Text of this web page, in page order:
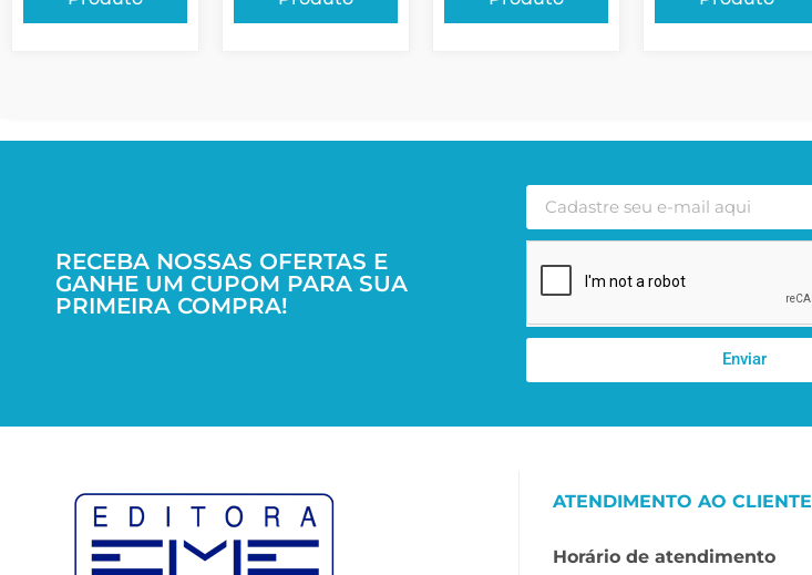
RECEBA NOSSAS OFERTAS E
GANHE UM CUPOM PARA SUA
PRIMEIRA COMPRA!
Enviar
ATENDIMENTO AO CLIENTE
Horário de atendimento